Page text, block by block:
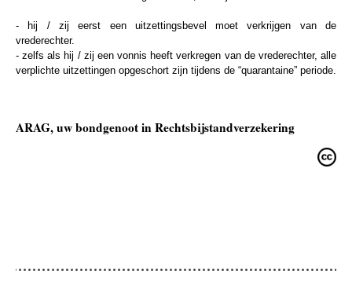
- hij / zij eerst een uitzettingsbevel moet verkrijgen van de
vrederechter.
- zelfs als hij / zij een vonnis heeft verkregen van de vrederechter, alle
verplichte uitzettingen opgeschort zijn tijdens de “quarantaine” periode.
ARAG, uw bondgenoot in Rechtsbijstandverzekering